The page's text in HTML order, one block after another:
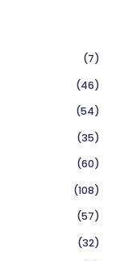
(7)
(46)
(54)
(35)
(60)
(108)
(57)
(32)